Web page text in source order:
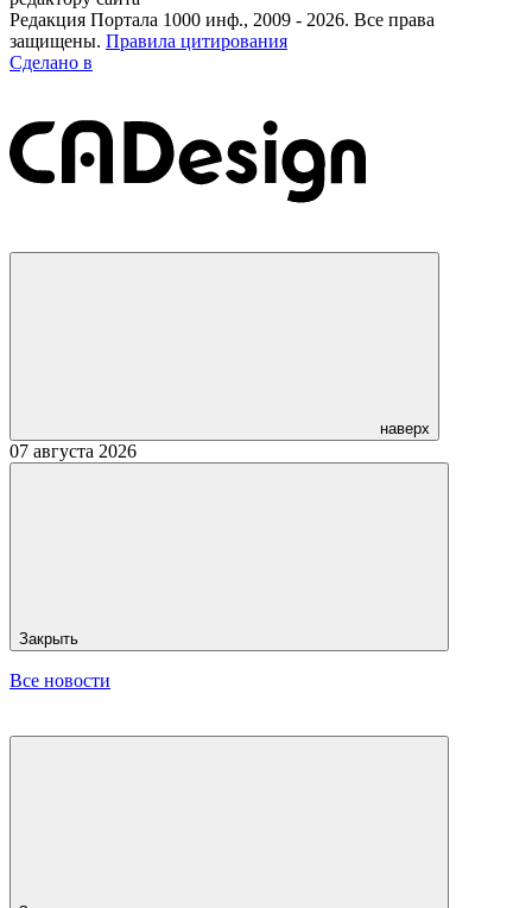
Редакция Портала 1000 инф., 2009 - 2026. Все права
защищены. Правила цитирования
Сделано в
наверх
07 августа 2026
Закрыть
Все новости